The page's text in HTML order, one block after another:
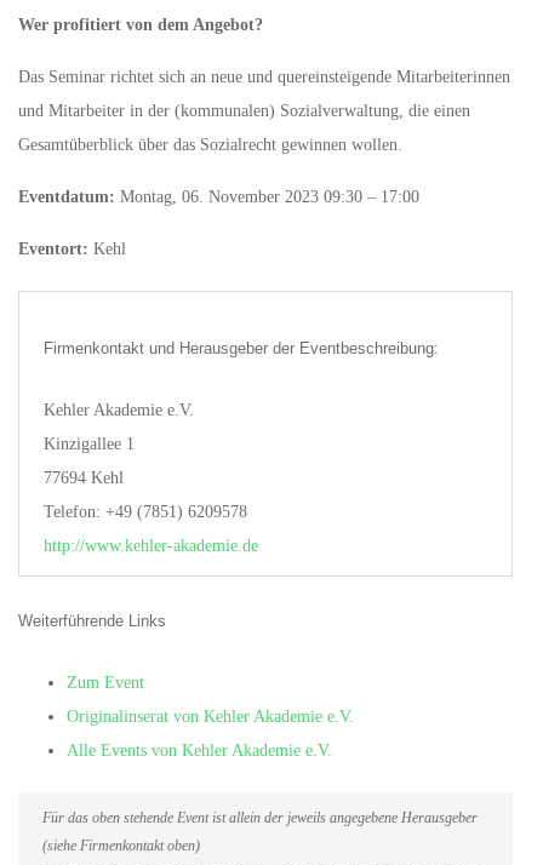
Wer profitiert von dem Angebot?
Das Seminar richtet sich an neue und quereinsteigende Mitarbeiterinnen
und Mitarbeiter in der (kommunalen) Sozialverwaltung, die einen
Gesamtüberblick über das Sozialrecht gewinnen wollen.
Eventdatum: Montag, 06. November 2023 09:30 – 17:00
Eventort: Kehl
Firmenkontakt und Herausgeber der Eventbeschreibung:
Kehler Akademie e.V.
Kinzigallee 1
77694 Kehl
Telefon: +49 (7851) 6209578
http://www.kehler-akademie.de
Weiterführende Links
Zum Event
Originalinserat von Kehler Akademie e.V.
Alle Events von Kehler Akademie e.V.
Für das oben stehende Event ist allein der jeweils angegebene Herausgeber
(siehe Firmenkontakt oben)